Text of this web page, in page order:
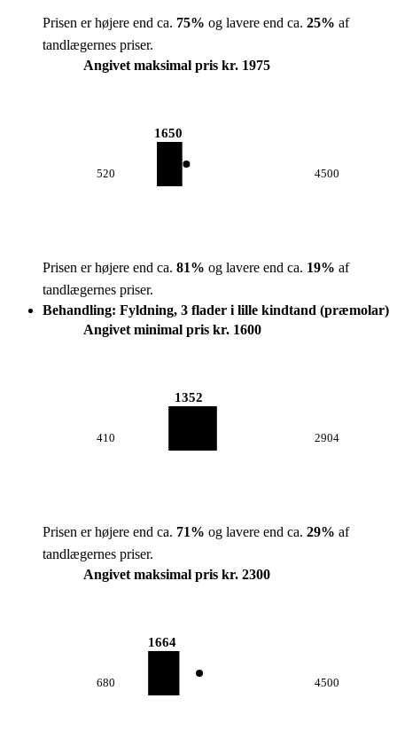
Prisen er højere end ca. 75% og lavere end ca. 25% af
tandlægernes priser.
Angivet maksimal pris kr. 1975
520
1650
4500
Prisen er højere end ca. 81% og lavere end ca. 19% af
tandlægernes priser.
Behandling: Fyldning, 3 flader i lille kindtand (præmolar)
Angivet minimal pris kr. 1600
410
1352
2904
Prisen er højere end ca. 71% og lavere end ca. 29% af
tandlægernes priser.
Angivet maksimal pris kr. 2300
680
1664
4500